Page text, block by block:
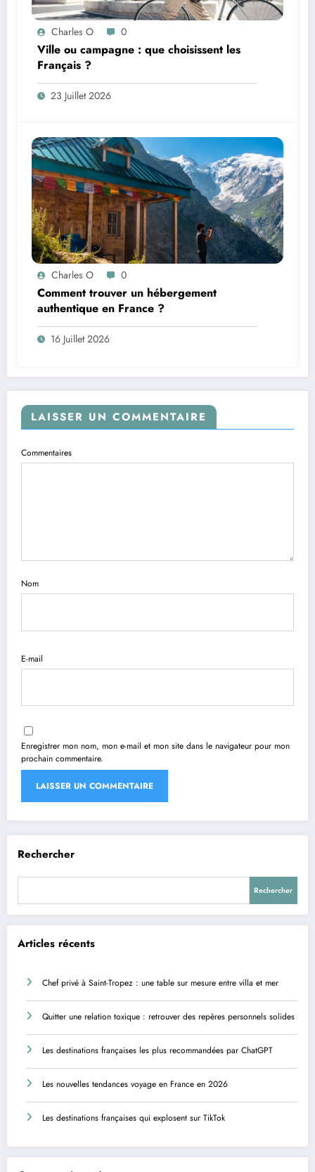
Charles O 0
Ville ou campagne : que choisissent les
Français ?
23 Juillet 2026
Charles O 0
Comment trouver un hébergement
authentique en France ?
16 Juillet 2026
LAISSER UN COMMENTAIRE
Commentaires
Nom
E-mail
Enregistrer mon nom, mon e-mail et mon site dans le navigateur pour mon
prochain commentaire.
Rechercher
Rechercher
Articles récents
Chef privé à Saint-Tropez : une table sur mesure entre villa et mer
Quitter une relation toxique : retrouver des repères personnels solides
Les destinations françaises les plus recommandées par ChatGPT
Les nouvelles tendances voyage en France en 2026
Les destinations françaises qui explosent sur TikTok